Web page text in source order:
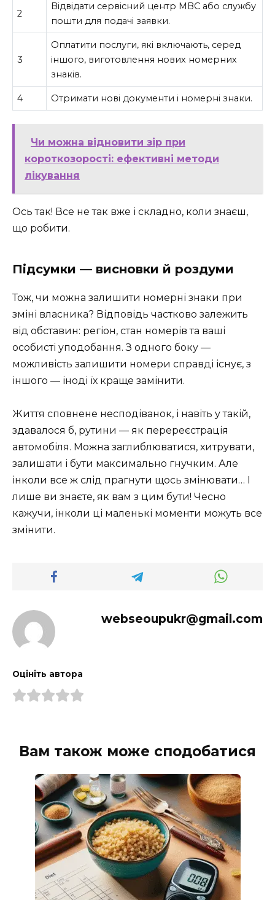
2
Відвідати сервісний центр МВС або службу
пошти для подачі заявки.
3
Оплатити послуги, які включають, серед
іншого, виготовлення нових номерних
знаків.
4 Отримати нові документи і номерні знаки.
Чи можна відновити зір при
короткозорості: ефективні методи
лікування
Ось так! Все не так вже і складно, коли знаєш,
що робити.
Підсумки — висновки й роздуми
Тож, чи можна залишити номерні знаки при
зміні власника? Відповідь частково залежить
від обставин: регіон, стан номерів та ваші
особисті уподобання. З одного боку —
можливість залишити номери справді існує, з
іншого — іноді їх краще замінити.
Життя сповнене несподіванок, і навіть у такій,
здавалося б, рутини — як перереєстрація
автомобіля. Можна заглиблюватися, хитрувати,
залишати і бути максимально гнучким. Але
інколи все ж слід прагнути щось змінювати… І
лише ви знаєте, як вам з цим бути! Чесно
кажучи, інколи ці маленькі моменти можуть все
змінити.
webseoupukr@gmail.com
Оцініть автора
Вам також може сподобатися